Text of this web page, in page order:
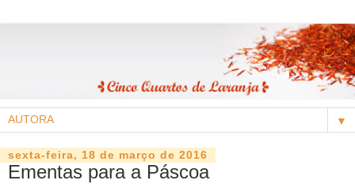
▼
sexta-feira, 18 de março de 2016
Ementas para a Páscoa